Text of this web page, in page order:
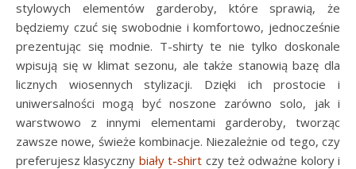
stylowych elementów garderoby, które sprawią, że
będziemy czuć się swobodnie i komfortowo, jednocześnie
prezentując się modnie. T-shirty te nie tylko doskonale
wpisują się w klimat sezonu, ale także stanowią bazę dla
licznych wiosennych stylizacji. Dzięki ich prostocie i
uniwersalności mogą być noszone zarówno solo, jak i
warstwowo z innymi elementami garderoby, tworząc
zawsze nowe, świeże kombinacje. Niezależnie od tego, czy
preferujesz klasyczny biały t-shirt czy też odważne kolory i